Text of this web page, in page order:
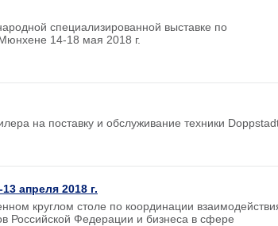
специализированной выставке по
14-18 мая 2018 г.
на поставку и обслуживание техники
апреля 2018 г.
круглом столе по координации
Российской Федерации и бизнеса в сфере